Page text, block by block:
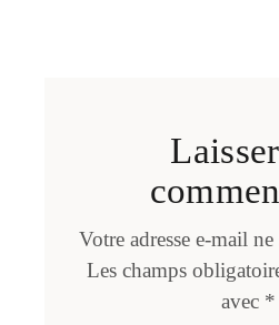
Votre adresse e-mail
Les champs
avec *